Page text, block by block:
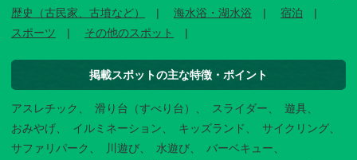
歴史（古民家、古墳など）
海水浴・湖水浴
宿泊
スポーツ
その他のスポット
掲載スポットの主な特徴・ポイント
アスレチック 滑り台（すべり台） スライダー
遊具
おみやげ
イルミネーション キッズランド
サイクリング
サファリパーク
川遊び 水遊び
バーベキュー